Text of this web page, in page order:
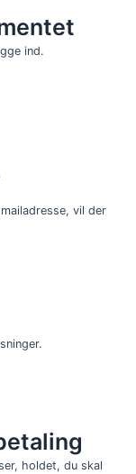
ind.
vil der
holdet, du skal